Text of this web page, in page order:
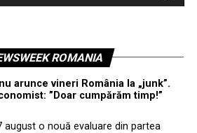
ROMANIA
arunce vineri România la „junk”.
”Doar cumpărăm timp!”
august o nouă evaluare din partea